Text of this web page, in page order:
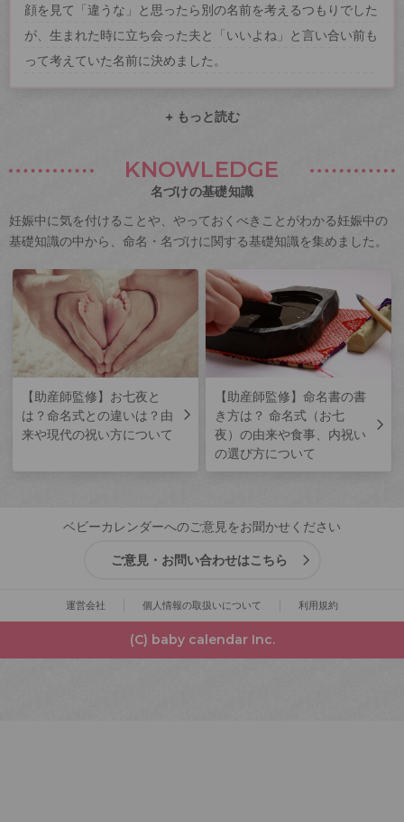
顔を見て「違うな」と思ったら別の名前を考えるつもりでした
が、生まれた時に立ち会った夫と「いいよね」と言い合い前も
って考えていた名前に決めました。
+ もっと読む
KNOWLEDGE
名づけの基礎知識
妊娠中に気を付けることや、やっておくべきことがわかる妊娠中の
基礎知識の中から、命名・名づけに関する基礎知識を集めました。
【助産師監修】お七夜と
は？命名式との違いは？由
来や現代の祝い方について
【助産師監修】命名書の書
き方は？ 命名式（お七
夜）の由来や食事、内祝い
の選び方について
ベビーカレンダーへのご意見をお聞かせください
ご意見・お問い合わせはこちら
運営会社 個人情報の取扱いについて 利用規約
(C) baby calendar Inc.